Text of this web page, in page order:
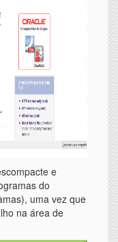
e
do
uma vez que
na área de